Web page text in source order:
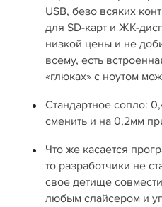
USB, безо всяких
для SD-карт и ЖК-
низкой цены и не
всему, есть
«глюках» с ноутом
Стандартное сопло:
сменить и на 0,2мм
Что же касается
то разработчики не
свое детище
любым слайсером и